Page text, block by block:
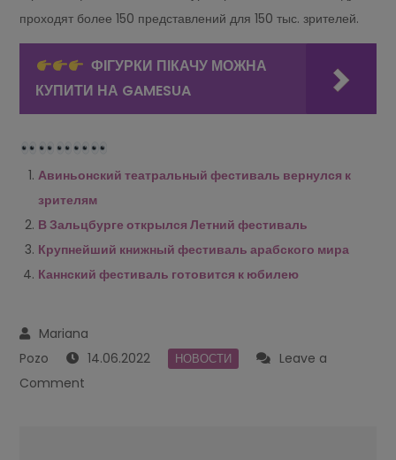
проходят более 150 представлений для 150 тыс. зрителей.
ФІГУРКИ ПІКАЧУ МОЖНА
КУПИТИ НА GAMESUA
Авиньонский театральный фестиваль вернулся к
зрителям
В Зальцбурге открылся Летний фестиваль
Крупнейший книжный фестиваль арабского мира
Каннский фестиваль готовится к юбилею
14.06.2022 НОВОСТИ
Leave a
Comment